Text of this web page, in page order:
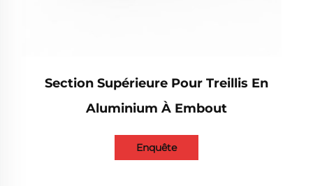
Section Supérieure Pour Treillis En
Aluminium À Embout
Enquête